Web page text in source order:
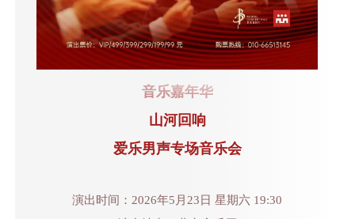
音乐嘉年华
山河回响
爱乐男声专场音乐会
演出时间：2026年5月23日 星期六 19:30